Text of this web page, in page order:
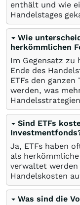
enthält und wie
Handelstages
Wie
herkömmlichen
Im Gegensatz zu
Ende des
ETFs den
werden, was
Sind ETFs
Ja, ETFs haben
als
verwaltet
Handelskosten
Was sind die